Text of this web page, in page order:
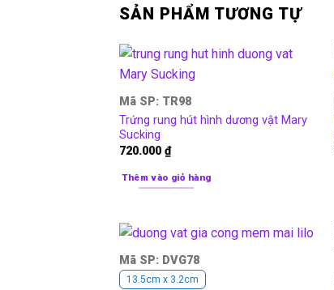
SẢN PHẨM TƯƠNG TỰ
Mã SP: TR98
Trứng rung hút hình dương vật Mary
Sucking
720.000 ₫
Thêm vào giỏ hàng
Mã SP: DVG78
13.5cm x 3.2cm